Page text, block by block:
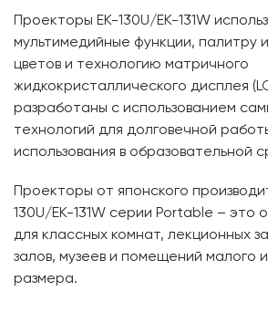
Проекторы EK-130U/EK-131W
мультимедийные функции, палитру
цветов и технологию матричного
жидкокристаллического дисплея
разработаны с использованием
технологий для долговечной
использования в образовательной
Проекторы от японского
130U/EK-131W серии Portable – это
для классных комнат, лекционных
залов, музеев и помещений малого
размера.